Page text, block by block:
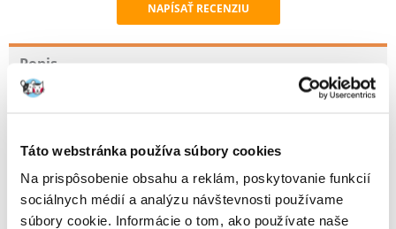
Táto webstránka používa súbory cookies
Na prispôsobenie obsahu a reklám, poskytovanie funkcií
sociálnych médií a analýzu návštevnosti používame
súbory cookie. Informácie o tom, ako používate naše
Recommend
NAPÍSAŤ RECENZIU
Popis
ROYAL CANIN Veterinary Care Dog Adult Small krmivo pre nekastrované
· Vysoko stráviteľné jedlo s prídavkom prebiotík podporuje správny
priebeh tráviaceho procesu.
· Granule pomáhajú spomaliť tvorbu zubného kameňa.